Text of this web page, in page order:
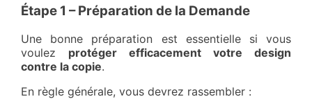
Étape 1 – Préparation de la Demande
Une bonne préparation est essentielle si vous
voulez protéger efficacement votre design
contre la copie.
En règle générale, vous devrez rassembler :